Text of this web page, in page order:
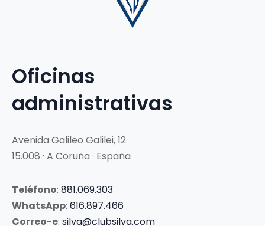
Oficinas
administrativas
Avenida Galileo Galilei, 12
15.008 · A Coruña · España
Teléfono: 881.069.303
WhatsApp: 616.897.466
Correo-e: silva@clubsilva.com